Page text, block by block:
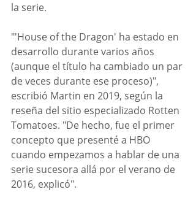
la serie.
"'House of the Dragon' ha estado en
desarrollo durante varios años
(aunque el título ha cambiado un par
de veces durante ese proceso)",
escribió Martin en 2019, según la
reseña del sitio especializado Rotten
Tomatoes. "De hecho, fue el primer
concepto que presenté a HBO
cuando empezamos a hablar de una
serie sucesora allá por el verano de
2016, explicó".